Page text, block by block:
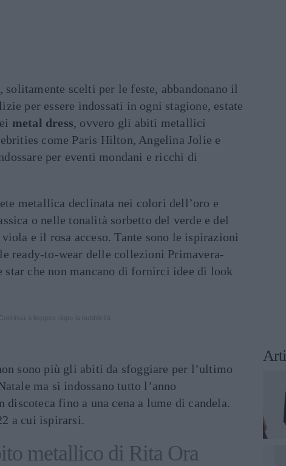
scelti per le feste, abbandonano il
per essere indossati in ogni stagione, estate
metal dress, ovvero gli abiti metallici
come Paris Hilton, Angelina Jolie e
per eventi mondani e ricchi di
metallica declinata nei colori dell’oro e
o nelle tonalità sorbetto del verde e del
e il rosa acceso. Tante sono le ispirazioni
ready-to-wear delle collezioni Primavera-
star che non mancano di fornirci idee di look
sono più gli abiti da sfoggiare per l’ultimo
ma si indossano tutto l’anno
discoteca fino a una cena a lume di candela.
a cui ispirarsi.
metallico di Rita Ora